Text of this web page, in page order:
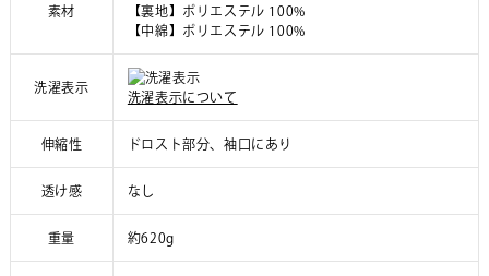
素材
【裏地】ポリエステル 100%
【中綿】ポリエステル 100%
洗濯表示
洗濯表示について
伸縮性 ドロスト部分、袖口にあり
透け感 なし
重量 約620g